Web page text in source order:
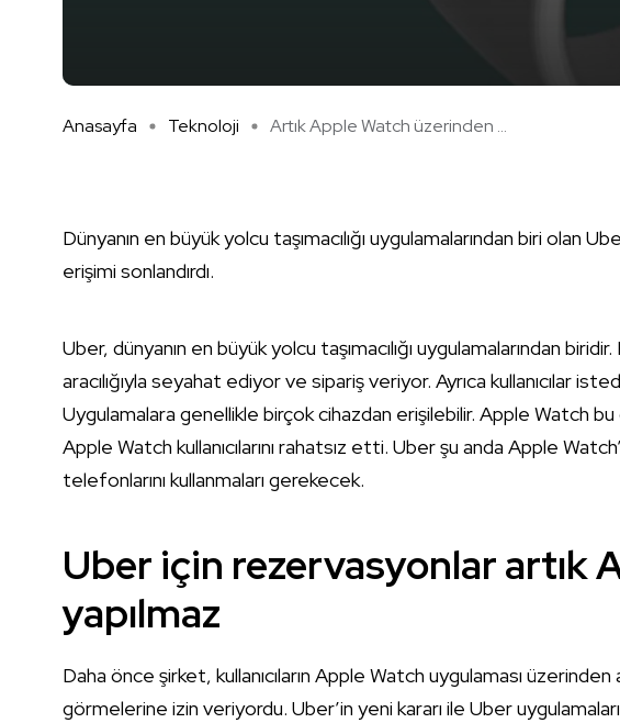
Anasayfa Teknoloji Artık Apple Watch üzerinden ...
Dünyanın en büyük yolcu taşımacılığı uygulamalarından biri olan
erişimi sonlandırdı.
Uber, dünyanın en büyük yolcu taşımacılığı uygulamalarından
aracılığıyla seyahat ediyor ve sipariş veriyor. Ayrıca kullanıcılar
Uygulamalara genellikle birçok cihazdan erişilebilir. Apple Watch bu
Apple Watch kullanıcılarını rahatsız etti. Uber şu anda Apple
telefonlarını kullanmaları gerekecek.
Uber için rezervasyonlar artık
yapılmaz
Daha önce şirket, kullanıcıların Apple Watch uygulaması
görmelerine izin veriyordu. Uber’in yeni kararı ile Uber